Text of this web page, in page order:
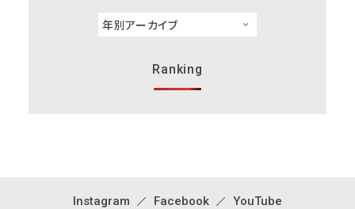
Ranking
Instagram Facebook YouTube